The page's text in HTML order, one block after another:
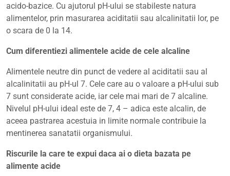
acido-bazice. Cu ajutorul pH-ului se stabileste natura
alimentelor, prin masurarea aciditatii sau alcalinitatii lor, pe
o scara de 0 la 14.
Cum diferentiezi alimentele acide de cele alcaline
Alimentele neutre din punct de vedere al aciditatii sau al
alcalinitatii au pH-ul 7. Cele care au o valoare a pH-ului sub
7 sunt considerate acide, iar cele mai mari de 7 alcaline.
Nivelul pH-ului ideal este de 7, 4 – adica este alcalin, de
aceea pastrarea acestuia in limite normale contribuie la
mentinerea sanatatii organismului.
Riscurile la care te expui daca ai o dieta bazata pe
alimente acide